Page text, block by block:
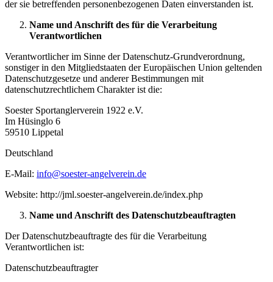
der sie betreffenden personenbezogenen Daten einverstanden ist.
Name und Anschrift des für die Verarbeitung
Verantwortlichen
Verantwortlicher im Sinne der Datenschutz-Grundverordnung,
sonstiger in den Mitgliedstaaten der Europäischen Union geltenden
Datenschutzgesetze und anderer Bestimmungen mit
datenschutzrechtlichem Charakter ist die:
Soester Sportanglerverein 1922 e.V.
Im Hüsinglo 6
59510 Lippetal
Deutschland
E-Mail: info@soester-angelverein.de
Website: http://jml.soester-angelverein.de/index.php
Name und Anschrift des Datenschutzbeauftragten
Der Datenschutzbeauftragte des für die Verarbeitung
Verantwortlichen ist:
Datenschutzbeauftragter